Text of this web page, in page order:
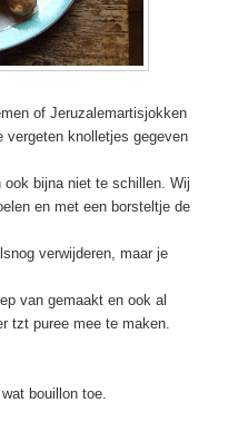
of Jeruzalemartisjokken
vergeten knolletjes gegeven
bijna niet te schillen. Wij
en met een borsteltje de
verwijderen, maar je
van gemaakt en ook al
tzt puree mee te maken.
bouillon toe.